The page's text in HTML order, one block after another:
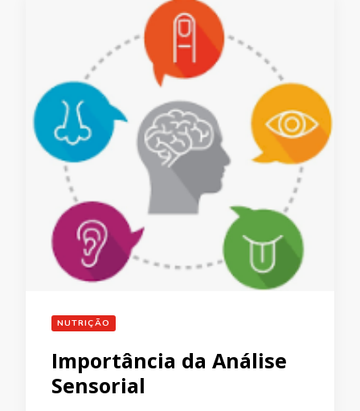
NUTRIÇÃO
Importância da Análise
Sensorial